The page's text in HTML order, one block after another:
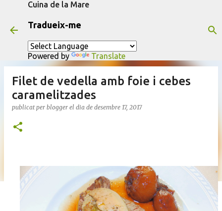
Cuina de la Mare
Tradueix-me
Powered by Translate
Filet de vedella amb foie i cebes
caramelitzades
publicat per blogger el dia de desembre 17, 2017